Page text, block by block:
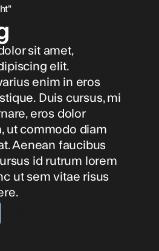
sit amet,
elit.
enim in eros
Duis cursus, mi
eros dolor
ut commodo diam
Aenean faucibus
id rutrum lorem
ut sem vitae risus